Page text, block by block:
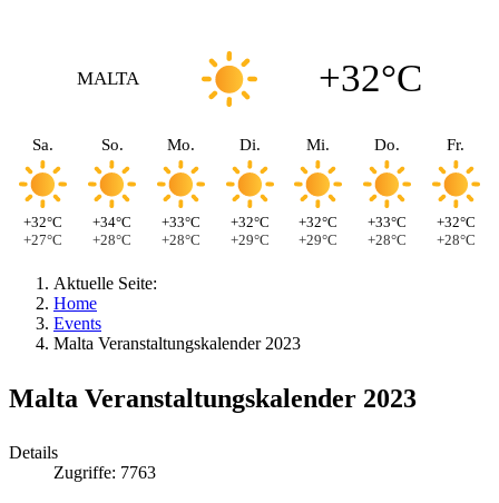
MALTA +32°C
Sa.
+32°C
+27°C
So.
+34°C
+28°C
Mo.
+33°C
+28°C
Di.
+32°C
+29°C
Mi.
+32°C
+29°C
Do.
+33°C
+28°C
Fr.
+32°C
+28°C
Aktuelle Seite:
Home
Events
Malta Veranstaltungskalender 2023
Malta Veranstaltungskalender 2023
Details
Zugriffe: 7763